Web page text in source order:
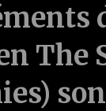
The